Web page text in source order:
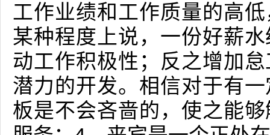
工作业绩和工作质量的高
某种程度上说，一份好薪
动工作积极性；反之增加
潜力的开发。相信对于有
板是不会吝啬的，使之能